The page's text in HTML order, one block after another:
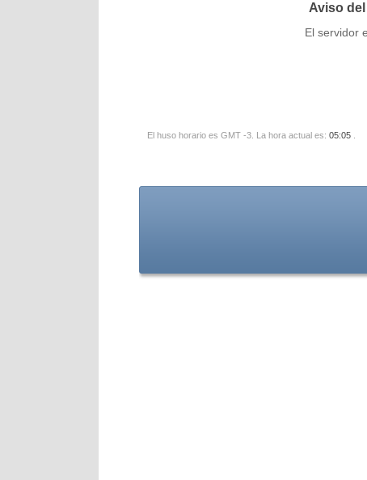
Aviso
El servidor
El huso horario es GMT -3. La hora actual es: 05:05